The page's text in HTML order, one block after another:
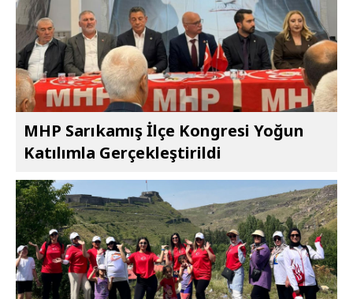
MHP Sarıkamış İlçe Kongresi Yoğun
Katılımla Gerçekleştirildi